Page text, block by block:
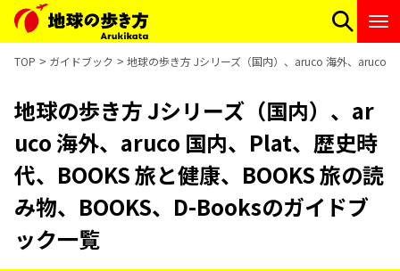
TOP ガイドブック 地球の歩き方 Jシリーズ（国内）、aruco 海外、aruco
地球の歩き方 Jシリーズ（国内）、ar
uco 海外、aruco 国内、Plat、歴史時
代、BOOKS 旅と健康、BOOKS 旅の読
み物、BOOKS、D-Booksのガイドブ
ック一覧